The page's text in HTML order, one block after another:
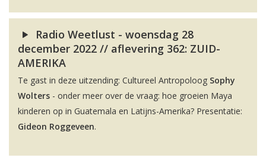
Radio Weetlust - woensdag 28
december 2022 // aflevering 362: ZUID-
AMERIKA
Te gast in deze uitzending: Cultureel Antropoloog Sophy
Wolters - onder meer over de vraag: hoe groeien Maya
kinderen op in Guatemala en Latijns-Amerika? Presentatie:
Gideon Roggeveen.